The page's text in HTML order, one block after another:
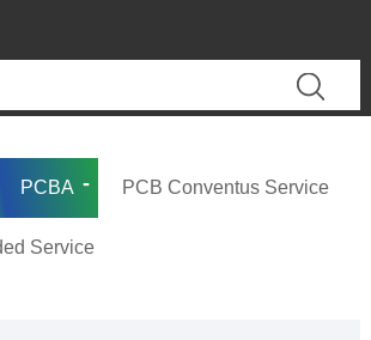
PCBA PCB Conventus Service
Service